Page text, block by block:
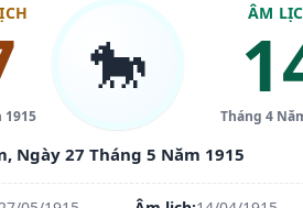
1915
🐎
ÂM
Tháng 4
Ngày 27 Tháng 5 Năm 1915